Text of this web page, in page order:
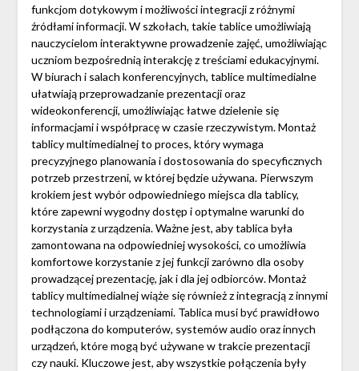
funkcjom dotykowym i możliwości integracji z różnymi
źródłami informacji. W szkołach, takie tablice umożliwiają
nauczycielom interaktywne prowadzenie zajęć, umożliwiając
uczniom bezpośrednią interakcję z treściami edukacyjnymi.
W biurach i salach konferencyjnych, tablice multimedialne
ułatwiają przeprowadzanie prezentacji oraz
wideokonferencji, umożliwiając łatwe dzielenie się
informacjami i współpracę w czasie rzeczywistym. Montaż
tablicy multimedialnej to proces, który wymaga
precyzyjnego planowania i dostosowania do specyficznych
potrzeb przestrzeni, w której będzie używana. Pierwszym
krokiem jest wybór odpowiedniego miejsca dla tablicy,
które zapewni wygodny dostęp i optymalne warunki do
korzystania z urządzenia. Ważne jest, aby tablica była
zamontowana na odpowiedniej wysokości, co umożliwia
komfortowe korzystanie z jej funkcji zarówno dla osoby
prowadzącej prezentację, jak i dla jej odbiorców. Montaż
tablicy multimedialnej wiąże się również z integracją z innymi
technologiami i urządzeniami. Tablica musi być prawidłowo
podłączona do komputerów, systemów audio oraz innych
urządzeń, które mogą być używane w trakcie prezentacji
czy nauki. Kluczowe jest, aby wszystkie połączenia były